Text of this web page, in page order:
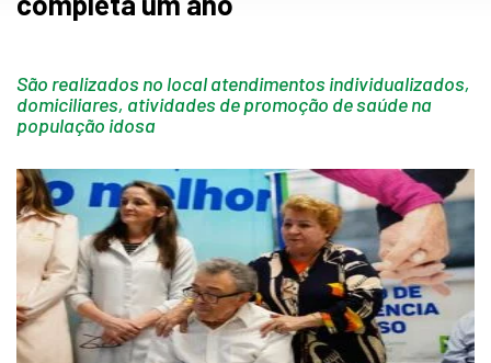
São realizados no local atendimentos individualizados,
domiciliares, atividades de promoção de saúde na
população idosa